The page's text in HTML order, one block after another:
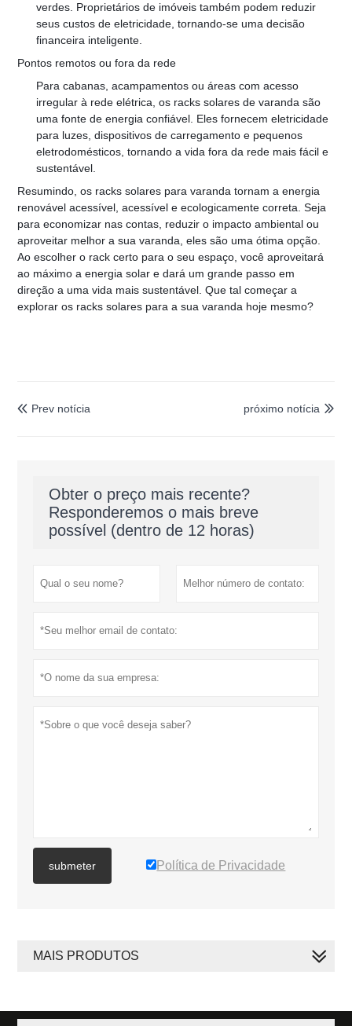
verdes. Proprietários de imóveis também podem reduzir
seus custos de eletricidade, tornando-se uma decisão
financeira inteligente.
Pontos remotos ou fora da rede
Para cabanas, acampamentos ou áreas com acesso
irregular à rede elétrica, os racks solares de varanda são
uma fonte de energia confiável. Eles fornecem eletricidade
para luzes, dispositivos de carregamento e pequenos
eletrodomésticos, tornando a vida fora da rede mais fácil e
sustentável.
Resumindo, os racks solares para varanda tornam a energia
renovável acessível, acessível e ecologicamente correta. Seja
para economizar nas contas, reduzir o impacto ambiental ou
aproveitar melhor a sua varanda, eles são uma ótima opção.
Ao escolher o rack certo para o seu espaço, você aproveitará
ao máximo a energia solar e dará um grande passo em
direção a uma vida mais sustentável. Que tal começar a
explorar os racks solares para a sua varanda hoje mesmo?
 Prev notícia 
próximo notícia
Obter o preço mais recente?
Responderemos o mais breve
possível (dentro de 12 horas)
submeter Política de Privacidade
MAIS PRODUTOS